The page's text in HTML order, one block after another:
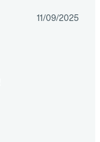
11/09/2025